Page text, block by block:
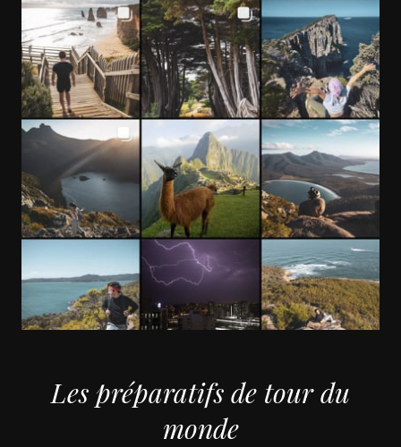
Les préparatifs de tour du
monde